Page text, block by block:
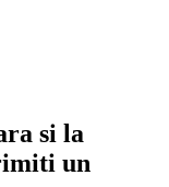
si la
un